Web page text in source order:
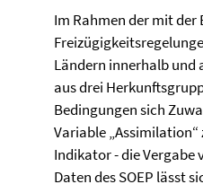
Im Rahmen der mit
Ländern innerhalb und
aus drei
Bedingungen sich
Variable
Indikator - die Vergabe
Daten des SOEP lässt